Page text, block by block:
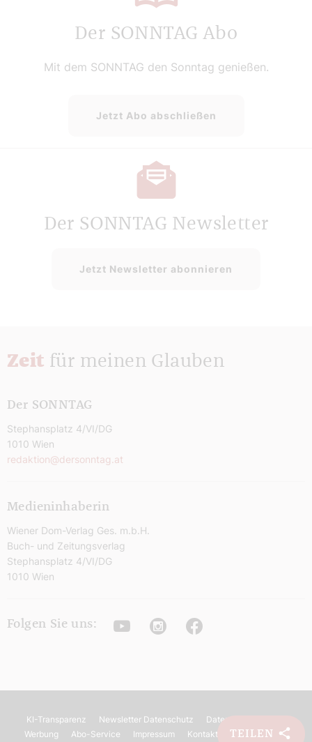
TEILEN
Der SONNTAG Abo
Mit dem SONNTAG den Sonntag genießen.
Jetzt Abo abschließen
Der SONNTAG Newsletter
Jetzt Newsletter abonnieren
Zeit für meinen Glauben
Der SONNTAG
Stephansplatz 4/VI/DG
1010 Wien
redaktion@dersonntag.at
Medieninhaberin
Wiener Dom-Verlag Ges. m.b.H.
Buch- und Zeitungsverlag
Stephansplatz 4/VI/DG
1010 Wien
Folgen Sie uns: YoutubeInstagramFacebook
KI-Transparenz Newsletter Datenschutz Datenschutz
Werbung
Abo-Service Impressum Kontakt Barrierefreiheit